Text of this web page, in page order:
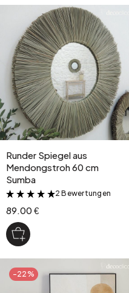
Runder Spiegel aus
Mendongstroh 60 cm
Sumba
&
2 Bewertungen
89.00 €
-22%